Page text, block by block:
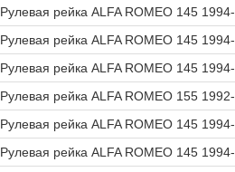
Рулевая рейка ALFA ROMEO 145 1994-
Рулевая рейка ALFA ROMEO 145 1994-
Рулевая рейка ALFA ROMEO 145 1994-
Рулевая рейка ALFA ROMEO 155 1992-
Рулевая рейка ALFA ROMEO 145 1994-
Рулевая рейка ALFA ROMEO 145 1994-